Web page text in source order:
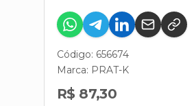
Código: 656674
Marca: PRAT-K
R$ 87,30